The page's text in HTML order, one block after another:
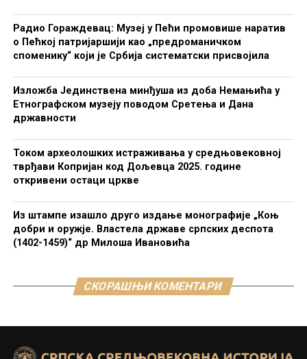
Радио Гораждевац: Музеј у Пећи промовише наратив
о Пећкој патријаршији као „предроманичком
споменику“ који је Србија систематски присвојила
Изложба Јединствена минђуша из доба Немањића у
Етнографском музеју поводом Сретења и Дана
државности
Током археолошких истраживања у средњовековној
тврђави Копријан код Дољевца 2025. године
откривени остаци цркве
Из штампе изашло друго издање монографије „Коњ
добри и оружје. Властела државе српских деспота
(1402-1459)“ др Милоша Ивановића
СКОРАШЊИ КОМЕНТАРИ